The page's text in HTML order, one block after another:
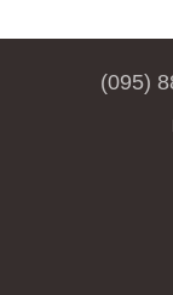
(095)